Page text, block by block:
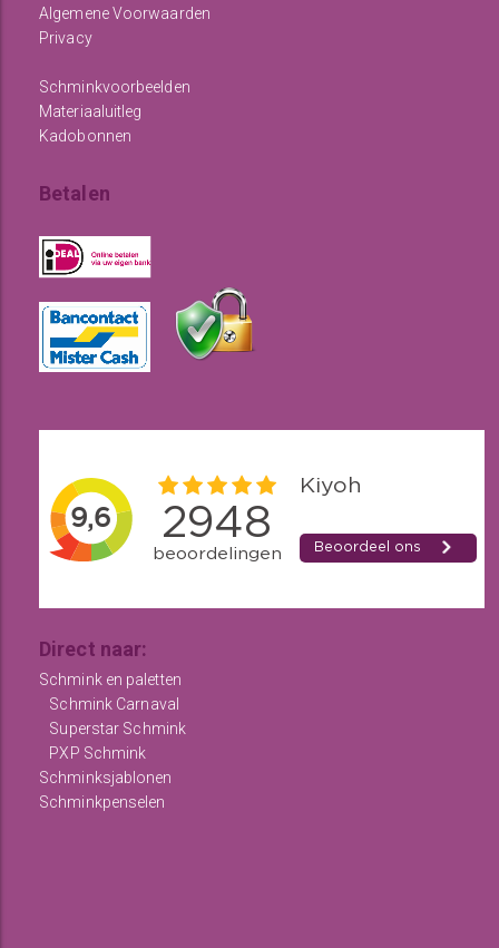
Algemene Voorwaarden
Privacy
Schminkvoorbeelden
Materiaaluitleg
Kadobonnen
Betalen
Direct naar:
Schmink en paletten
Schmink Carnaval
Superstar Schmink
PXP Schmink
Schminksjablonen
Schminkpenselen